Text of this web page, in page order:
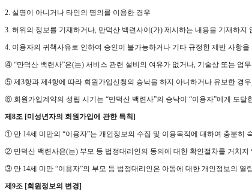
2. 실명이 아니거나 타인의 명의를 이용한 경우
3. 허위의 정보를 기재하거나, 만덕산 백련사이(가) 제시하는 내용을 기재하지
4. 이용자의 귀책사유로 인하여 승인이 불가능하거나 기타 규정한 제반 사항
④ “만덕산 백련사”은(는) 서비스 관련 설비의 여유가 없거나, 기술상 또는 업
⑤ 제3항과 제4항에 따라 회원가입신청의 승낙을 하지 아니하거나 유보한 경
⑥ 회원가입계약의 성립 시기는 “만덕산 백련사”의 승낙이 “이용자”에게 도달
제8조 [미성년자의 회원가입에 관한 특칙]
① 만 14세 미만의 “이용자”는 개인정보의 수집 및 이용목적에 대하여 충분히
② 만덕산 백련사은(는) 부모 등 법정대리인의 동의에 대한 확인절차를 거치
③ 만 14세 미만 “이용자”의 부모 등 법정대리인은 아동에 대한 개인정보의
제9조 [회원정보의 변경]